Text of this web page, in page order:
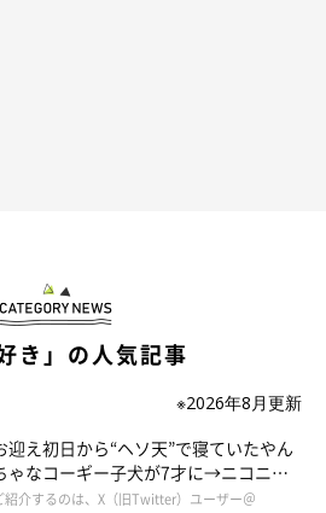
き」の人気記事
※2026年8月更新
迎え初日から“ヘソ天”で寝ていたやん
ゃなコーギー子犬が7才に→ニコニ
“コーギースマイル”が魅力のコに成
紹介するのは、X（旧Twitter）ユーザー＠